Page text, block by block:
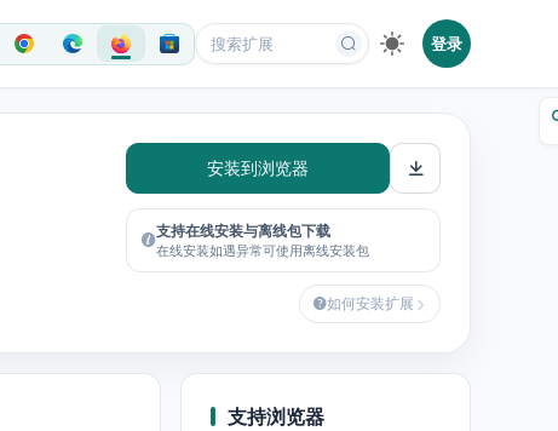
登录
安装到浏览器
支持在线安装与离线包下载
在线安装如遇异常可使用离线安装包
如何安装扩展
支持浏览器